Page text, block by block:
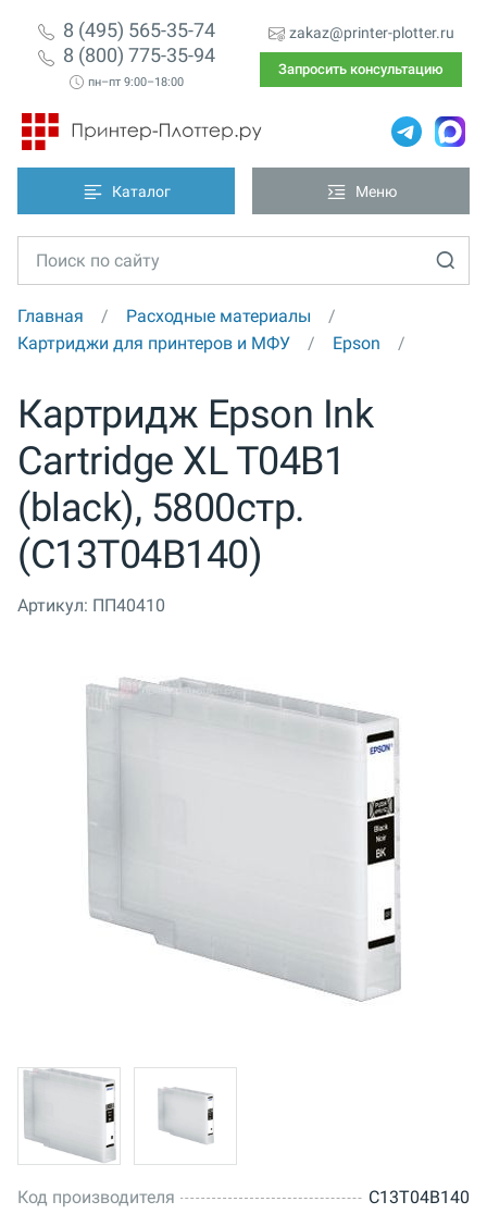
8 (495) 565-35-74
8 (800) 775-35-94
пн–пт 9:00–18:00
zakaz@printer-plotter.ru
Запросить консультацию
Каталог Меню
Главная
Расходные материалы
Картриджи для принтеров и МФУ
Epson
Картридж Epson Ink
Cartridge XL T04B1
(black), 5800стр.
(C13T04B140)
Артикул: ПП40410
Код производителя
C13T04B140